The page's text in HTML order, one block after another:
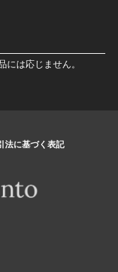
は応じません。
法に基づく表記